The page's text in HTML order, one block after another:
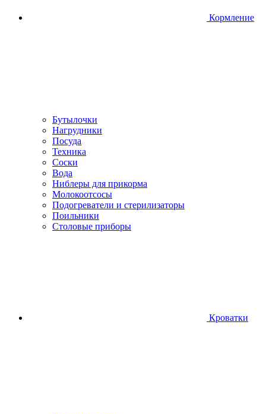
Кормление
Бутылочки
Нагрудники
Посуда
Техника
Соски
Вода
Ниблеры для прикорма
Молокоотсосы
Подогреватели и стерилизаторы
Поильники
Столовые приборы
Кроватки